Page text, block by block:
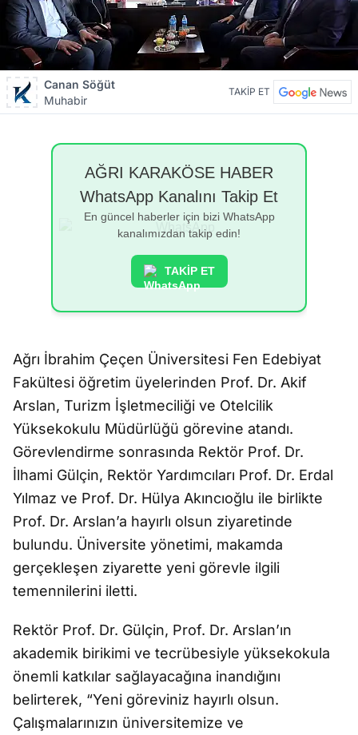
Canan Söğüt
Muhabir
TAKİP ET
AĞRI KARAKÖSE HABER
WhatsApp Kanalını Takip Et
En güncel haberler için bizi WhatsApp
kanalımızdan takip edin!
TAKİP ET
Ağrı İbrahim Çeçen Üniversitesi Fen Edebiyat
Fakültesi öğretim üyelerinden Prof. Dr. Akif
Arslan, Turizm İşletmeciliği ve Otelcilik
Yüksekokulu Müdürlüğü görevine atandı.
Görevlendirme sonrasında Rektör Prof. Dr.
İlhami Gülçin, Rektör Yardımcıları Prof. Dr. Erdal
Yılmaz ve Prof. Dr. Hülya Akıncıoğlu ile birlikte
Prof. Dr. Arslan’a hayırlı olsun ziyaretinde
bulundu. Üniversite yönetimi, makamda
gerçekleşen ziyarette yeni görevle ilgili
temennilerini iletti.
Rektör Prof. Dr. Gülçin, Prof. Dr. Arslan’ın
akademik birikimi ve tecrübesiyle yüksekokula
önemli katkılar sağlayacağına inandığını
belirterek, “Yeni göreviniz hayırlı olsun.
Çalışmalarınızın üniversitemize ve